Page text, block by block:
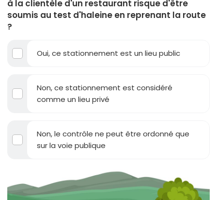
à la clientèle d'un restaurant risque d'être
soumis au test d'haleine en reprenant la route
?
Oui, ce stationnement est un lieu public
Non, ce stationnement est considéré
comme un lieu privé
Non, le contrôle ne peut être ordonné que
sur la voie publique